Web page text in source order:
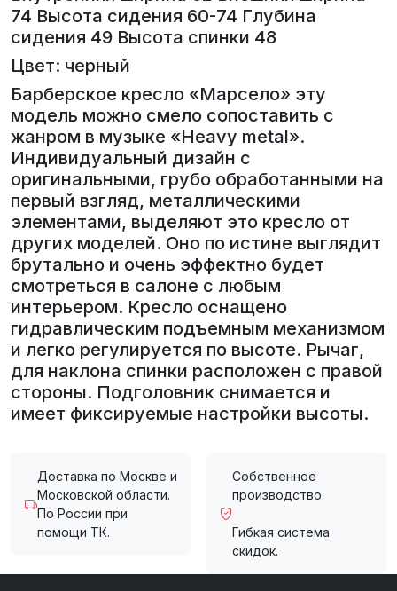
74 Высота сидения 60-74 Глубина
сидения 49 Высота спинки 48
Цвет: черный
Барберское кресло «Марсело» эту
модель можно смело сопоставить с
жанром в музыке «Heavy metal».
Индивидуальный дизайн с
оригинальными, грубо обработанными на
первый взгляд, металлическими
элементами, выделяют это кресло от
других моделей. Оно по истине выглядит
брутально и очень эффектно будет
смотреться в салоне с любым
интерьером. Кресло оснащено
гидравлическим подъемным механизмом
и легко регулируется по высоте. Рычаг,
для наклона спинки расположен с правой
стороны. Подголовник снимается и
имеет фиксируемые настройки высоты.
Доставка по Москве и
Московской области.
По России при
помощи ТК.
Собственное
производство.
Гибкая система
скидок.